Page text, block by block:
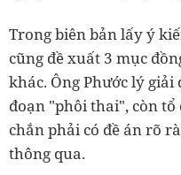
Trong biên bản lấy ý
cũng đề xuất 3 mục
khác. Ông Phước lý
đoạn "phôi thai", còn
chắn phải có đề án rõ
thông qua.